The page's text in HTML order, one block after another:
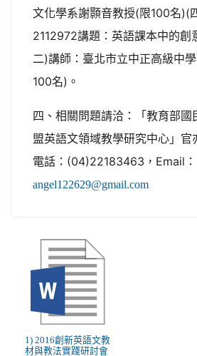
文化學系謝顥音教授(限100名)(
2112972講題：英語課本中的創
二)講師：臺北市立中正高級中
100名)。
四、相關問題請洽：「教育部國
盟英語文領域教學研究中心」
電話：(04)22183463，Email：
angel122629@gmail.com
1) 2016創新英語文教
材與教法實踐研討會